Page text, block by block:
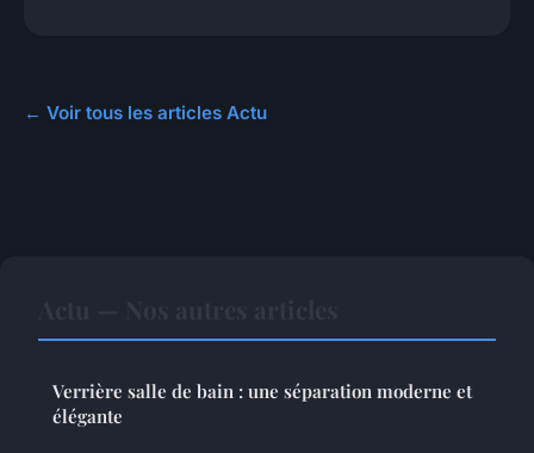
← Voir tous les articles Actu
Verrière salle de bain : une séparation moderne et
élégante